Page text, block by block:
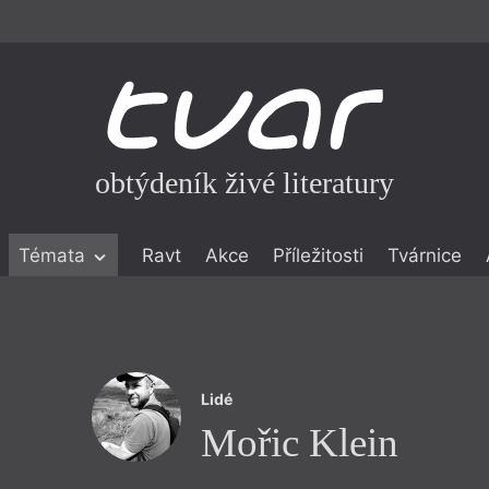
obtýdeník živé literatury
Témata Ravt Akce Příležitosti Tvárnice
Lidé
Mořic Klein